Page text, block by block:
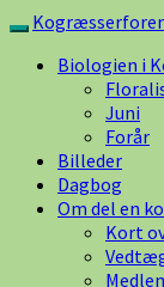
Skip
content
Toggle
navigationBiologien i
Juni
Forår
Billeder
Dagbog
Om del en ko
Kort